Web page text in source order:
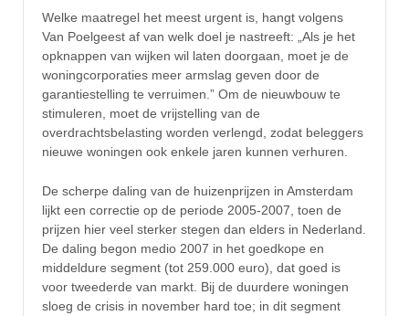
Welke maatregel het meest urgent is, hangt volgens
Van Poelgeest af van welk doel je nastreeft: „Als je het
opknappen van wijken wil laten doorgaan, moet je de
woningcorporaties meer armslag geven door de
garantiestelling te verruimen.” Om de nieuwbouw te
stimuleren, moet de vrijstelling van de
overdrachtsbelasting worden verlengd, zodat beleggers
nieuwe woningen ook enkele jaren kunnen verhuren.
De scherpe daling van de huizenprijzen in Amsterdam
lijkt een correctie op de periode 2005-2007, toen de
prijzen hier veel sterker stegen dan elders in Nederland.
De daling begon medio 2007 in het goedkope en
middeldure segment (tot 259.000 euro), dat goed is
voor tweederde van markt. Bij de duurdere woningen
sloeg de crisis in november hard toe; in dit segment